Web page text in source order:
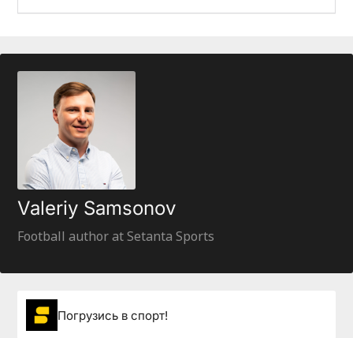
Valeriy Samsonov
Football author at Setanta Sports
Погрузиcь в спорт!